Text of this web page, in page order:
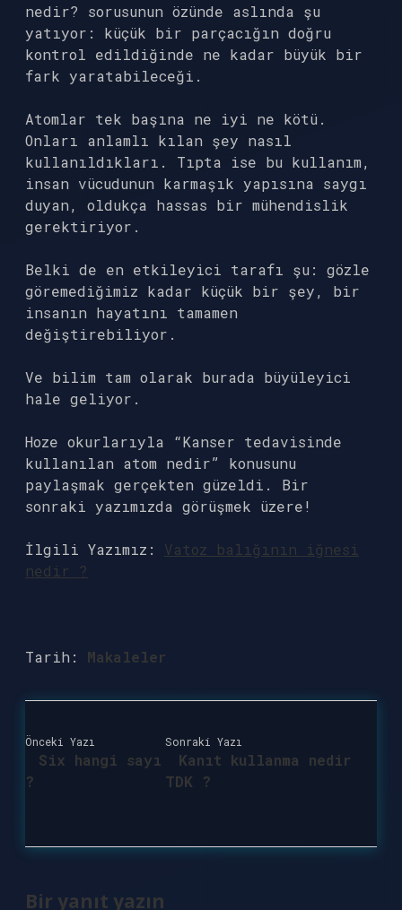
nedir? sorusunun özünde aslında şu
yatıyor: küçük bir parçacığın doğru
kontrol edildiğinde ne kadar büyük bir
fark yaratabileceği.
Atomlar tek başına ne iyi ne kötü.
Onları anlamlı kılan şey nasıl
kullanıldıkları. Tıpta ise bu kullanım,
insan vücudunun karmaşık yapısına saygı
duyan, oldukça hassas bir mühendislik
gerektiriyor.
Belki de en etkileyici tarafı şu: gözle
göremediğimiz kadar küçük bir şey, bir
insanın hayatını tamamen
değiştirebiliyor.
Ve bilim tam olarak burada büyüleyici
hale geliyor.
Hoze okurlarıyla “Kanser tedavisinde
kullanılan atom nedir” konusunu
paylaşmak gerçekten güzeldi. Bir
sonraki yazımızda görüşmek üzere!
İlgili Yazımız: Vatoz balığının iğnesi
nedir ?
Tarih: Makaleler
Önceki Yazı
Six hangi sayı
?
Sonraki Yazı
Kanıt kullanma nedir
TDK ?
Bir yanıt yazın